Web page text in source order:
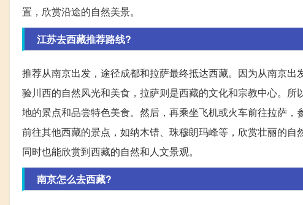
置，欣赏沿途的自然美景。
江苏去西藏推荐路线?
推荐从南京出发，途径成都和拉萨最终抵达西藏。因为从南京
验川西的自然风光和美食，拉萨则是西藏的文化和宗教中心。
地的景点和品尝特色美食。然后，再乘坐飞机或火车前往拉萨
前往其他西藏的景点，如纳木错、珠穆朗玛峰等，欣赏壮丽的
同时也能欣赏到西藏的自然和人文景观。
南京怎么去西藏?